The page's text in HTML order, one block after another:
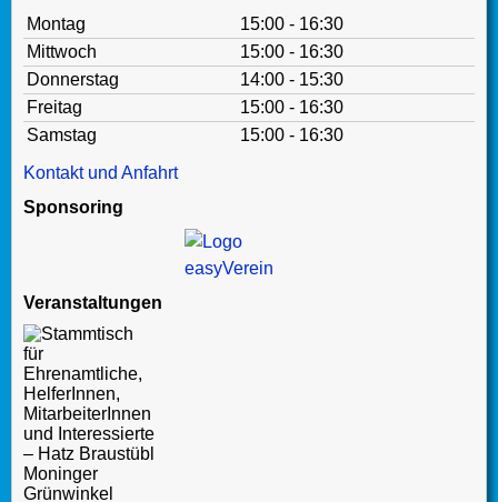
Montag
15:00 - 16:30
Mittwoch
15:00 - 16:30
Donnerstag
14:00 - 15:30
Freitag
15:00 - 16:30
Samstag
15:00 - 16:30
Kontakt und Anfahrt
Sponsoring
Veranstaltungen